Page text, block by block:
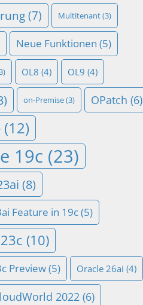
(7) Multitenant(3)
Neue Funktionen (5)
OL8 (4) OL9 (4)
on-Premise(3) OPatch (6)
(12)
19c (23)
(8)
Feature in 19c(5)
(10)
Preview(5) Oracle 26ai (4)
2022 (6)